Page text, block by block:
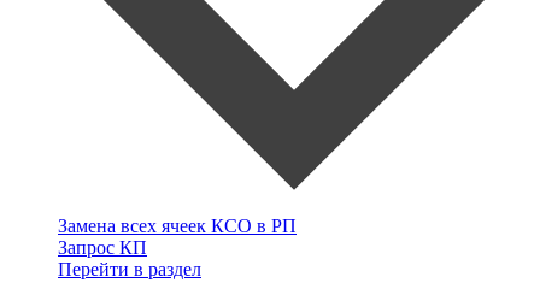
Замена всех ячеек КСО в РП
Запрос КП
Перейти в раздел